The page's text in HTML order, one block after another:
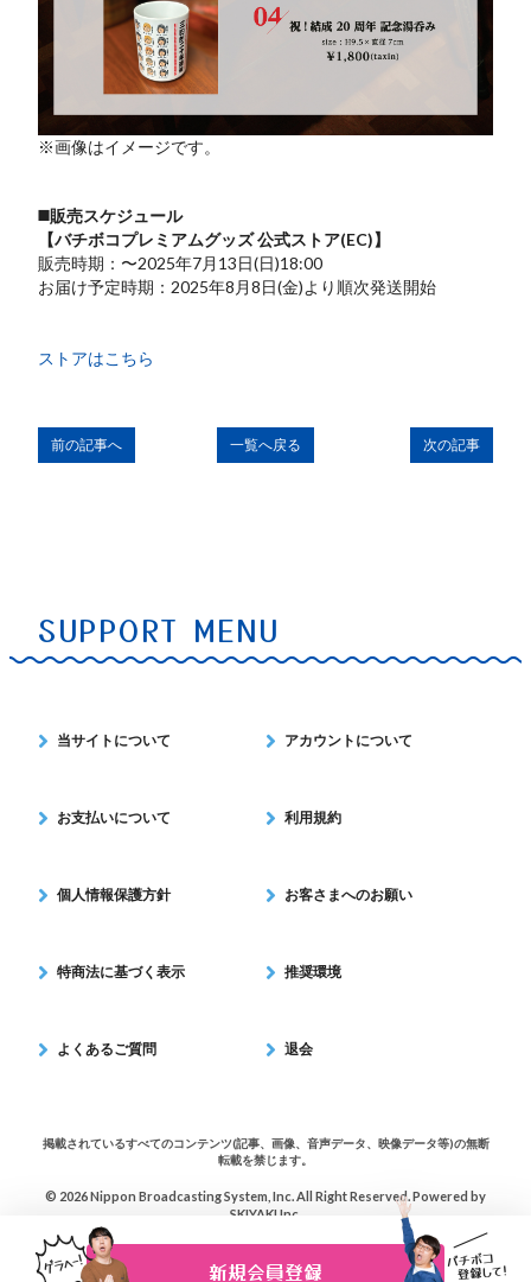
新規会員登録
※画像はイメージです。
◼️販売スケジュール
【バチボコプレミアムグッズ 公式ストア(EC)】
販売時期：〜2025年7月13日(日)18:00
お届け予定時期：2025年8月8日(金)より順次発送開始
ストアはこちら
次の記事
一覧へ戻る
前の記事へ
SUPPORT MENU
当サイトについて アカウントについて
お支払いについて 利用規約
個人情報保護方針 お客さまへのお願い
特商法に基づく表示 推奨環境
よくあるご質問 退会
掲載されているすべてのコンテンツ(記事、画像、音声データ、映像データ等)の無断
転載を禁じます。
© 2026 Nippon Broadcasting System, Inc. All Right Reserved. Powered by
SKIYAKI Inc.